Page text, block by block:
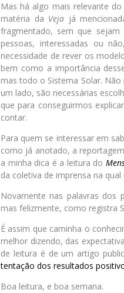
Mas há algo mais relevante
matéria da Veja já
fragmentado, sem que
pessoas, interessadas ou
necessidade de rever os
bem como a importância
mas todo o Sistema Solar.
um lado, são necessárias
que para conseguirmos
contar.
Para quem se interessar em
como já anotado, a
a minha dica é a leitura do
da coletiva de imprensa na
Novamente nas palavras dos
mas felizmente, como registra
É assim que caminha o
melhor dizendo, das
de leitura é de um artigo
tentação dos resultados
Boa leitura, e boa semana.